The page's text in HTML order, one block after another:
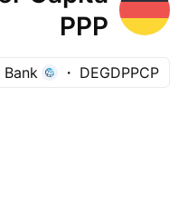
PPP
DEGDPPCP
Bank